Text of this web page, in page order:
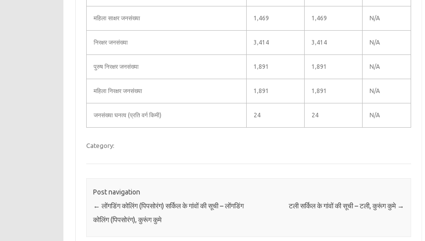
महिला साक्षर जनसंख्या 1,469 1,469 N/A
निरक्षर जनसंख्या 3,414 3,414 N/A
पुरुष निरक्षर जनसंख्या 1,891 1,891 N/A
महिला निरक्षर जनसंख्या 1,891 1,891 N/A
जनसंख्या घनत्व (प्रति वर्ग किमी) 24 24 N/A
Category:
Post navigation
← लोंगडिंग कोलिंग (पिपसोरंग) सर्किल के गांवों की सूची – लोंगडिंग
कोलिंग (पिपसोरंग), कुरूंग कुमे
टली सर्किल के गांवों की सूची – टली, कुरूंग कुमे →